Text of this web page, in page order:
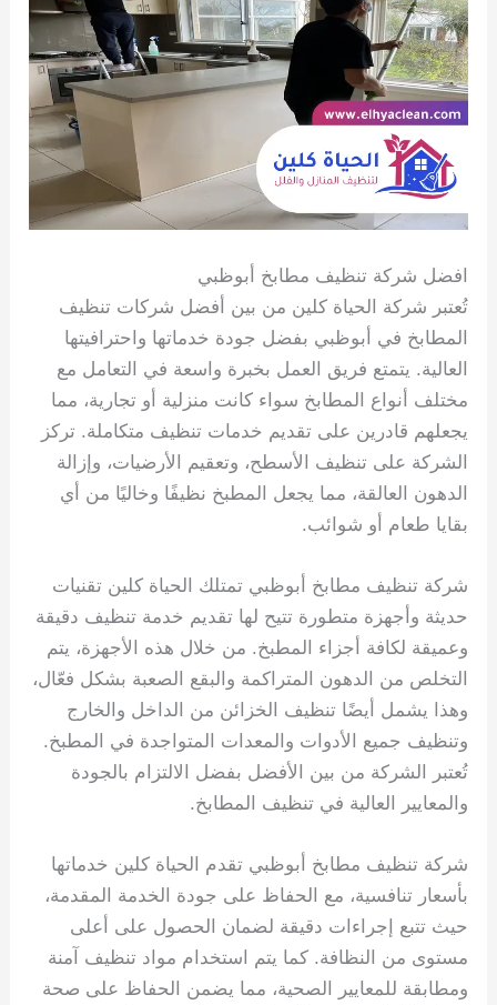
افضل شركة تنظيف مطابخ أبوظبي
تُعتبر شركة الحياة كلين من بين أفضل شركات تنظيف
المطابخ في أبوظبي بفضل جودة خدماتها واحترافيتها
العالية. يتمتع فريق العمل بخبرة واسعة في التعامل مع
مختلف أنواع المطابخ سواء كانت منزلية أو تجارية، مما
يجعلهم قادرين على تقديم خدمات تنظيف متكاملة. تركز
الشركة على تنظيف الأسطح، وتعقيم الأرضيات، وإزالة
الدهون العالقة، مما يجعل المطبخ نظيفًا وخاليًا من أي
بقايا طعام أو شوائب.
شركة تنظيف مطابخ أبوظبي تمتلك الحياة كلين تقنيات
حديثة وأجهزة متطورة تتيح لها تقديم خدمة تنظيف دقيقة
وعميقة لكافة أجزاء المطبخ. من خلال هذه الأجهزة، يتم
التخلص من الدهون المتراكمة والبقع الصعبة بشكل فعّال،
وهذا يشمل أيضًا تنظيف الخزائن من الداخل والخارج
وتنظيف جميع الأدوات والمعدات المتواجدة في المطبخ.
تُعتبر الشركة من بين الأفضل بفضل الالتزام بالجودة
والمعايير العالية في تنظيف المطابخ.
شركة تنظيف مطابخ أبوظبي تقدم الحياة كلين خدماتها
بأسعار تنافسية، مع الحفاظ على جودة الخدمة المقدمة،
حيث تتبع إجراءات دقيقة لضمان الحصول على أعلى
مستوى من النظافة. كما يتم استخدام مواد تنظيف آمنة
ومطابقة للمعايير الصحية، مما يضمن الحفاظ على صحة